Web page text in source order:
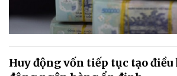
Huy động vốn tiếp tục tạo